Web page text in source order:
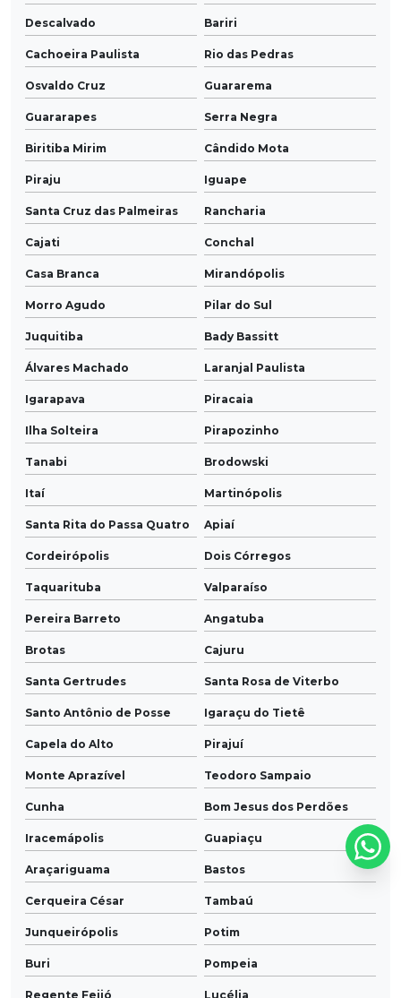
Descalvado Bariri
Cachoeira Paulista Rio das Pedras
Osvaldo Cruz Guararema
Guararapes Serra Negra
Biritiba Mirim Cândido Mota
Piraju Iguape
Santa Cruz das Palmeiras Rancharia
Cajati Conchal
Casa Branca Mirandópolis
Morro Agudo Pilar do Sul
Juquitiba Bady Bassitt
Álvares Machado Laranjal Paulista
Igarapava Piracaia
Ilha Solteira Pirapozinho
Tanabi Brodowski
Itaí Martinópolis
Santa Rita do Passa Quatro Apiaí
Cordeirópolis Dois Córregos
Taquarituba Valparaíso
Pereira Barreto Angatuba
Brotas Cajuru
Santa Gertrudes Santa Rosa de Viterbo
Santo Antônio de Posse Igaraçu do Tietê
Capela do Alto Pirajuí
Monte Aprazível Teodoro Sampaio
Cunha Bom Jesus dos Perdões
Iracemápolis Guapiaçu
Araçariguama Bastos
Cerqueira César Tambaú
Junqueirópolis Potim
Buri Pompeia
Regente Feijó Lucélia